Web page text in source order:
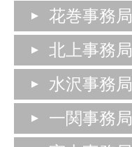
花巻事務局
北上事務局
水沢事務局
一関事務局